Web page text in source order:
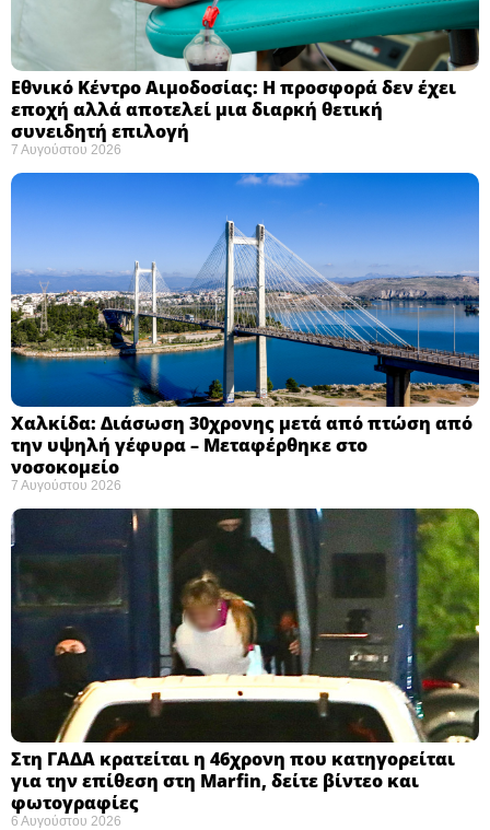
Εθνικό Κέντρο Αιμοδοσίας: H προσφορά δεν έχει
εποχή αλλά αποτελεί μια διαρκή θετική
συνειδητή επιλογή ​
7 Αυγούστου 2026
Χαλκίδα: Διάσωση 30χρονης μετά από πτώση από
την υψηλή γέφυρα – Μεταφέρθηκε στο
νοσοκομείο ​
7 Αυγούστου 2026
Στη ΓΑΔΑ κρατείται η 46χρονη που κατηγορείται
για την επίθεση στη Marfin, δείτε βίντεο και
φωτογραφίες
6 Αυγούστου 2026